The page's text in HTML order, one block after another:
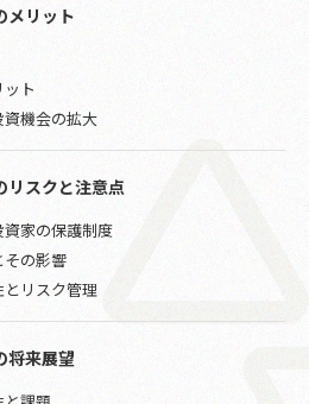
メリット
ト
機会の拡大
リスクと注意点
家の保護制度
の影響
リスク管理
将来展望